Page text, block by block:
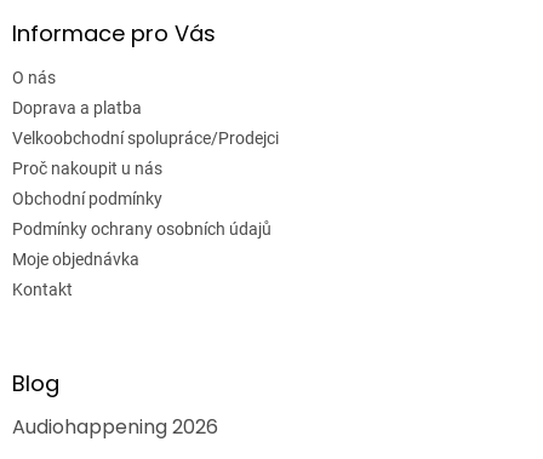
Informace pro Vás
O nás
Doprava a platba
Velkoobchodní spolupráce/Prodejci
Proč nakoupit u nás
Obchodní podmínky
Podmínky ochrany osobních údajů
Moje objednávka
Kontakt
Blog
Audiohappening 2026